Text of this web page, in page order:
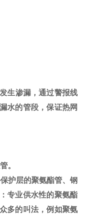
生渗漏，通过警报线
水的管段，保证热网
。
护层的聚氨酯管、钢
专业供水性的聚氨酯
多的叫法，例如聚氨